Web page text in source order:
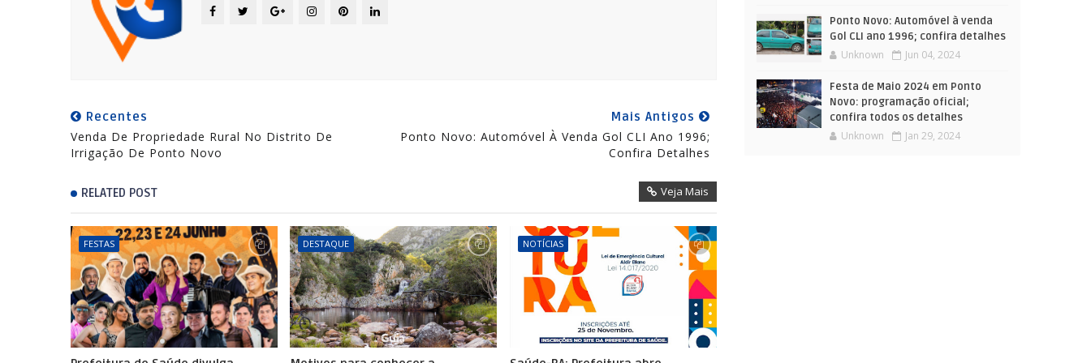
Recentes
Venda De Propriedade Rural No Distrito De
Irrigação De Ponto Novo
Mais Antigos
Ponto Novo: Automóvel À Venda Gol CLI Ano 1996;
Confira Detalhes
RELATED POST Veja Mais
FESTAS DESTAQUE NOTÍCIAS
Ponto Novo: Automóvel à venda
Gol CLI ano 1996; confira detalhes
Unknown Jun 04, 2024
Festa de Maio 2024 em Ponto
Novo: programação oficial;
confira todos os detalhes
Unknown Jan 29, 2024